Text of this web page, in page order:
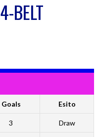
4-BELT
Goals Esito
3 Draw